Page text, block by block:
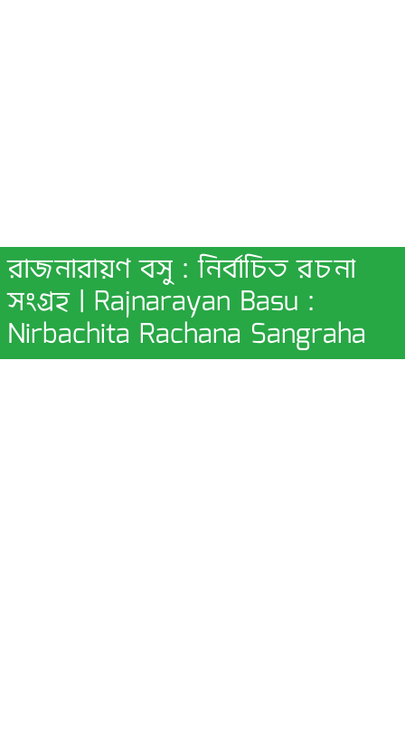
রাজনারায়ণ বসু : নির্বাচিত রচনা
সংগ্রহ | Rajnarayan Basu :
Nirbachita Rachana Sangraha